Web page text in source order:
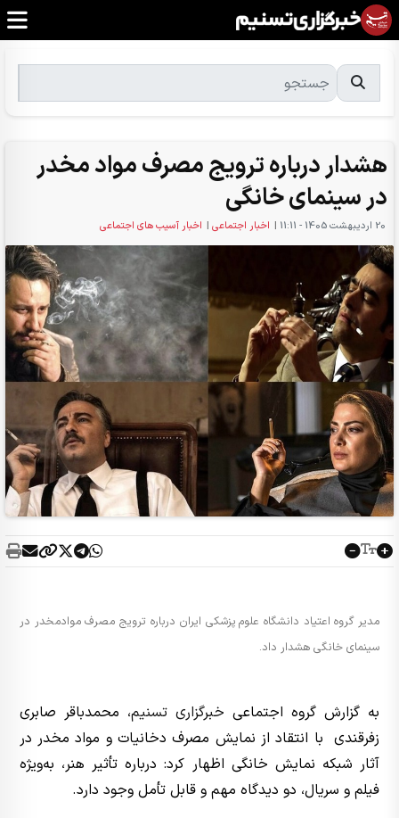
هشدار درباره ترویج مصرف مواد مخدر
در سینمای خانگی
20 ارديبهشت 1405 - 11:11 | اخبار اجتماعی | اخبار آسیب های اجتماعی
مدیر گروه اعتیاد دانشگاه علوم پزشکی ایران درباره ترویج مصرف موادمخدر در
سینمای خانگی هشدار داد.
به گزارش گروه اجتماعی خبرگزاری تسنیم، محمدباقر صابری
زفرقندی با انتقاد از نمایش مصرف دخانیات و مواد مخدر در
آثار شبکه نمایش خانگی اظهار کرد: درباره تأثیر هنر، به‌ویژه
فیلم و سریال، دو دیدگاه مهم و قابل تأمل وجود دارد.